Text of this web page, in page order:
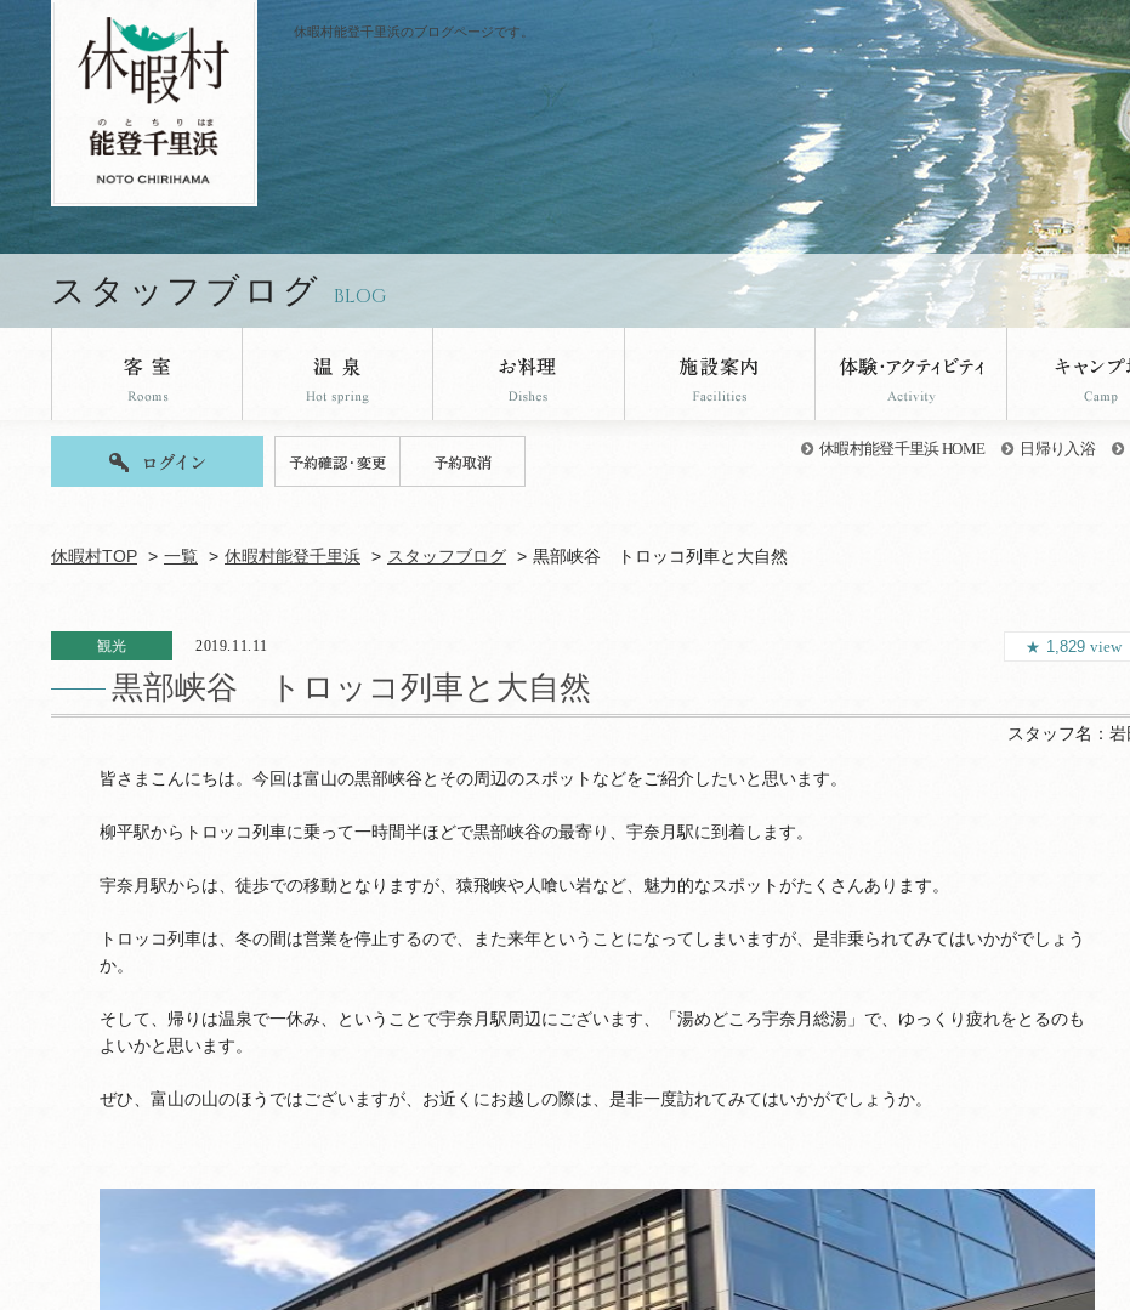
休暇村能登千里浜のブログページです。
スタッフブログ BLOG
休暇村能登千里浜 HOME 日帰り入浴
休暇村TOP 一覧 休暇村能登千里浜 スタッフブログ 黒部峡谷 トロッコ列車と大自然
観光 2019.11.11
黒部峡谷 トロッコ列車と大自然
1,829 view
スタッフ名： 岩
皆さまこんにちは。今回は富山の黒部峡谷とその周辺のスポットなどをご紹介したいと思います。
柳平駅からトロッコ列車に乗って一時間半ほどで黒部峡谷の最寄り、宇奈月駅に到着します。
宇奈月駅からは、徒歩での移動となりますが、猿飛峡や人喰い岩など、魅力的なスポットがたくさんあります。
トロッコ列車は、冬の間は営業を停止するので、また来年ということになってしまいますが、是非乗られてみてはいかがでしょう
か。
そして、帰りは温泉で一休み、ということで宇奈月駅周辺にございます、「湯めどころ宇奈月総湯」で、ゆっくり疲れをとるのも
よいかと思います。
ぜひ、富山の山のほうではございますが、お近くにお越しの際は、是非一度訪れてみてはいかがでしょうか。